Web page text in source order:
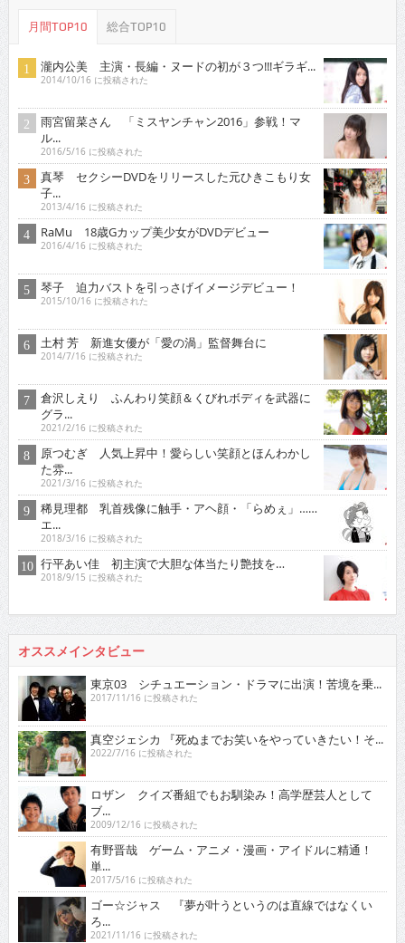
月間TOP10 総合TOP10
瀧内公美 主演・長編・ヌードの初が３つ!!!ギラギ...
2014/10/16 に投稿された
雨宮留菜さん 「ミスヤンチャン2016」参戦！マ
ル...
2016/5/16 に投稿された
真琴 セクシーDVDをリリースした元ひきこもり女
子...
2013/4/16 に投稿された
RaMu 18歳Gカップ美少女がDVDデビュー
2016/4/16 に投稿された
琴子 迫力バストを引っさげイメージデビュー！
2015/10/16 に投稿された
土村 芳 新進女優が「愛の渦」監督舞台に
2014/7/16 に投稿された
倉沢しえり ふんわり笑顔＆くびれボディを武器に
グラ...
2021/2/16 に投稿された
原つむぎ 人気上昇中！愛らしい笑顔とほんわかし
た雰...
2021/3/16 に投稿された
稀見理都 乳首残像に触手・アヘ顔・「らめぇ」……
エ...
2018/3/16 に投稿された
行平あい佳 初主演で大胆な体当たり艶技を…
2018/9/15 に投稿された
オススメインタビュー
東京03 シチュエーション・ドラマに出演！苦境を乗...
2017/11/16 に投稿された
真空ジェシカ 『死ぬまでお笑いをやっていきたい！そ...
2022/7/16 に投稿された
ロザン クイズ番組でもお馴染み！高学歴芸人として
ブ...
2009/12/16 に投稿された
有野晋哉 ゲーム・アニメ・漫画・アイドルに精通！
単...
2017/5/16 に投稿された
ゴー☆ジャス 『夢が叶うというのは直線ではなくい
ろ...
2021/11/16 に投稿された